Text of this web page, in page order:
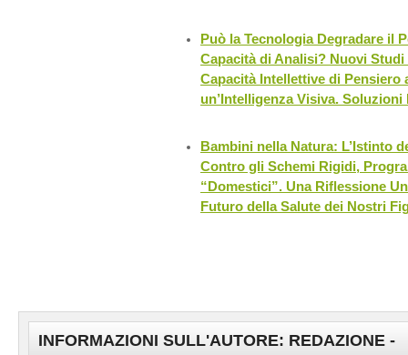
Può la Tecnologia Degradare il
Capacità di Analisi? Nuovi
Capacità Intellettive di Pensiero
un’Intelligenza Visiva.
Bambini nella Natura: L’Istinto
Contro gli Schemi Rigidi,
“Domestici”. Una Riflessione
Futuro della Salute dei Nostri
INFORMAZIONI SULL'AUTORE: REDAZIONE -